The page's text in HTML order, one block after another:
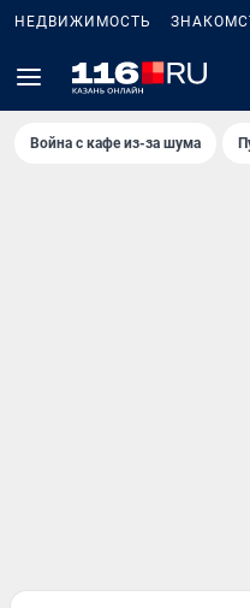
НЕДВИЖИМОСТЬ
Война с кафе из-за шума